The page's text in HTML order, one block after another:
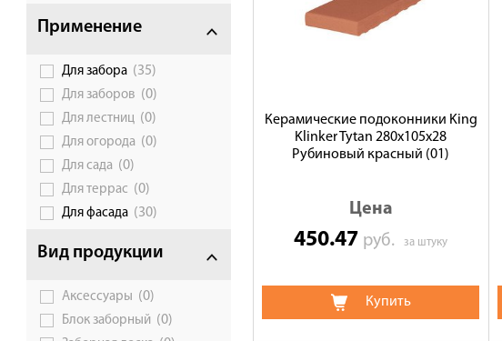
Галерея объектов
Контакты
Применение
Для забора (35)
Для заборов (0)
Для лестниц (0)
Для огорода (0)
Для сада (0)
Для террас (0)
Для фасада (30)
Вид продукции
Аксессуары (0)
Блок заборный (0)
Керамические подоконники King
Klinker Tytan 280x105x28
Рубиновый красный (01)
Цена
450.47 руб.за штуку
Купить